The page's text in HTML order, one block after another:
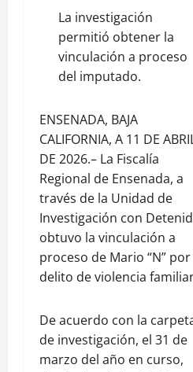
La investigación
permitió obtener la
vinculación a proceso
del imputado.
ENSENADA, BAJA
CALIFORNIA, A 11 DE
DE 2026.– La Fiscalía
Regional de Ensenada, a
través de la Unidad de
Investigación con
obtuvo la vinculación a
proceso de Mario “N” por
delito de violencia
De acuerdo con la
de investigación, el 31 de
marzo del año en curso,